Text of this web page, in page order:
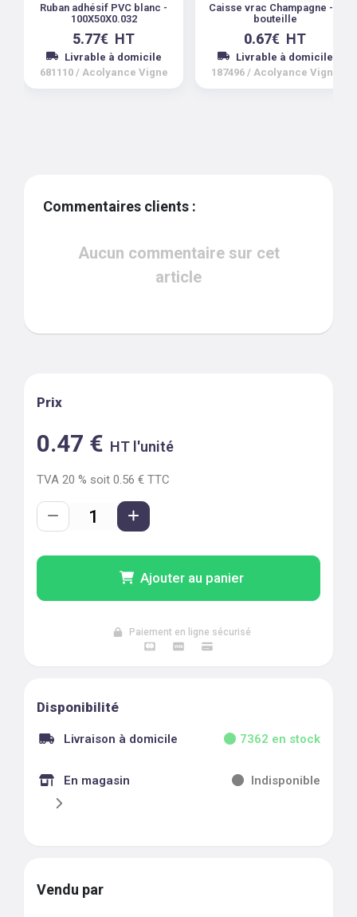
Ruban adhésif PVC blanc -
100X50X0.032
5.77€ HT
Livrable à domicile
681110 / Acolyance Vigne
Caisse vrac Champagne - 1
bouteille
0.67€ HT
Livrable à domicile
187496 / Acolyance Vigne
Commentaires clients :
Aucun commentaire sur cet
article
Prix
0.47 € HT l'unité
TVA 20 % soit 0.56 € TTC
Ajouter au panier
Paiement en ligne sécurisé
Disponibilité
Livraison à domicile 7362 en stock
En magasin Indisponible
Vendu par